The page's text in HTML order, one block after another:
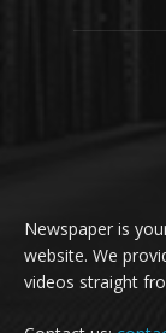
Newspaper is
website. We
videos straight